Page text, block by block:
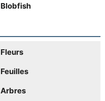
Blobfish
Fleurs
Feuilles
Arbres